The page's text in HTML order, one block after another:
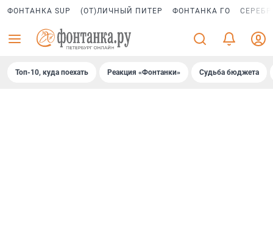
ФОНТАНКА SUP (ОТ)ЛИЧНЫЙ ПИТЕР ФОНТАНКА ГО
Топ-10, куда поехать Реакция «Фонтанки» Судьба бюджета